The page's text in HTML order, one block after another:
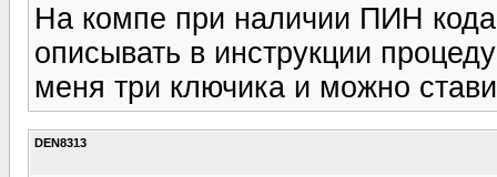
На компе при наличии ПИН
описывать в инструкции
меня три ключика и можно
DEN8313